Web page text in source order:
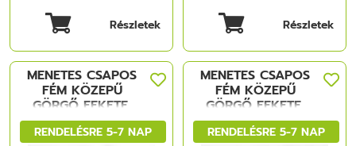
Részletek Részletek
RENDELÉSRE 5-7 NAP
MENETES CSAPOS
FÉM KÖZEPŰ
GÖRGŐ FEKETE,
40mm 15k FÉM-
MÜANYAG RENDELÉSRE 5-7 NAP
MENETES CSAPOS
FÉM KÖZEPŰ
GÖRGŐ FEKETE,
50mm 20k FÉM-
MÜANYAG